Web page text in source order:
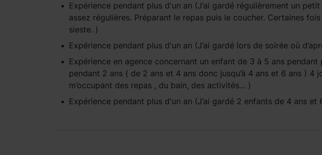
Expérience pendant plus d'un an (J’ai gardé régulièrement un
assez régulières. Préparant le repas puis le coucher. Certaines
sieste. )
Expérience pendant plus d'un an (J’ai gardé lors de soirée où
Expérience en agenceconcernant un enfant de 3 à 5 anspendant
pendant 2 ans ( de 2 ans et 4 ans donc jusqu’à 4 ans et 6 ans ) 4
m’occupant des repas , du bain, des activités… )
Expérience pendant plus d'un an (J’ai gardé 2 enfants de 4 ans